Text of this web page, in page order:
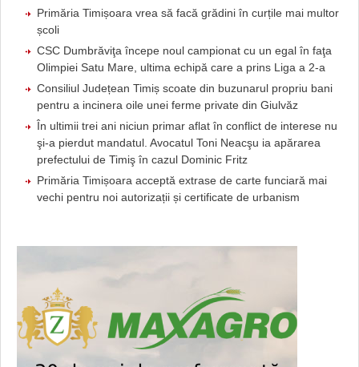
Primăria Timișoara vrea să facă grădini în curțile mai multor
școli
CSC Dumbrăviţa începe noul campionat cu un egal în faţa
Olimpiei Satu Mare, ultima echipă care a prins Liga a 2-a
Consiliul Județean Timiș scoate din buzunarul propriu bani
pentru a incinera oile unei ferme private din Giulvăz
În ultimii trei ani niciun primar aflat în conflict de interese nu
şi-a pierdut mandatul. Avocatul Toni Neacşu ia apărarea
prefectului de Timiş în cazul Dominic Fritz
Primăria Timișoara acceptă extrase de carte funciară mai
vechi pentru noi autorizații și certificate de urbanism